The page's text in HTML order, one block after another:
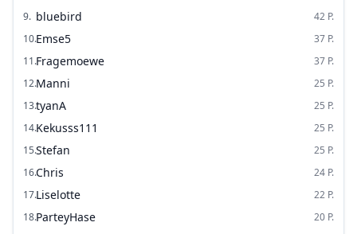
9. bluebird 42 P.
10.Emse5 37 P.
11.Fragemoewe 37 P.
12.Manni 25 P.
13.tyanA 25 P.
14.Kekusss111 25 P.
15.Stefan 25 P.
16.Chris 24 P.
17.Liselotte 22 P.
18.ParteyHase 20 P.